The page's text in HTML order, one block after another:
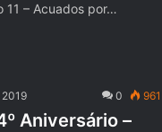
11 – Acuados por…
2019 0 961
Aniversário –